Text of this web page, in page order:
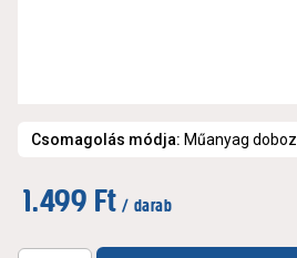
Csomagolás módja: Műanyag doboz
1.499 Ft / darab